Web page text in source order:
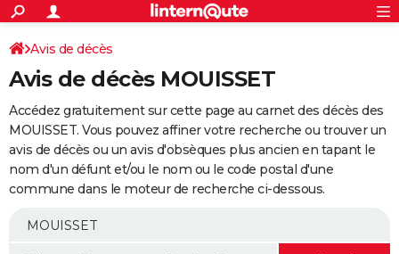
ACTUALITÉS
Politique
Société
Faits Divers
Education
Monde
Villes
+
SPORT
Coupe du monde 2026
Football
Tennis
Cyclisme
Rugby
Forum
Programme TV
TNT
Streaming
Cinéma
Sorties cinéma
Musique
+
FINANCE
Retraite
Epargne
Immobilier
Risques naturels par ville
Banque
Assurance
AUTO
Essais
Réserver un essai
Citadines
Berlines
SUV
Forum auto
+
Mobiles
Meilleur smartphone
Internet
Ordinateurs
Jeux vidéo
Guide high-tech
Avis de décès
Avis de décès MOUISSET
Accédez gratuitement sur cette page au carnet des décès des
MOUISSET. Vous pouvez affiner votre recherche ou trouver un
avis de décès ou un avis d'obsèques plus ancien en tapant le
nom d'un défunt et/ou le nom ou le code postal d'une
commune dans le moteur de recherche ci-dessous.